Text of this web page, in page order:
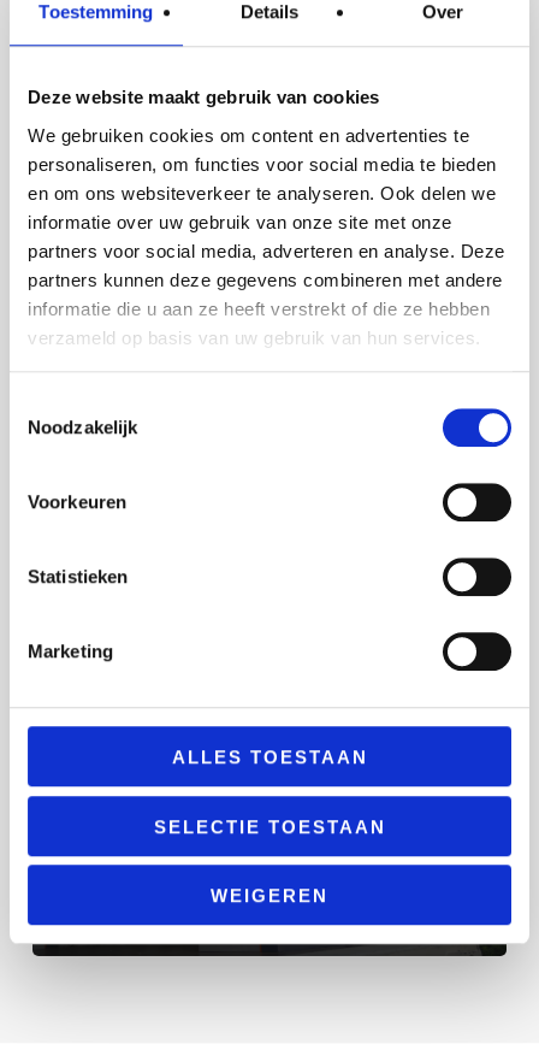
Toestemming Details Over
Deze website maakt gebruik van cookies
We gebruiken cookies om content en advertenties te
personaliseren, om functies voor social media te bieden
en om ons websiteverkeer te analyseren. Ook delen we
informatie over uw gebruik van onze site met onze
partners voor social media, adverteren en analyse. Deze
partners kunnen deze gegevens combineren met andere
informatie die u aan ze heeft verstrekt of die ze hebben
verzameld op basis van uw gebruik van hun services.
Noodzakelijk
Voorkeuren
Statistieken
Marketing
ALLES TOESTAAN
SELECTIE TOESTAAN
WEIGEREN
Art handling